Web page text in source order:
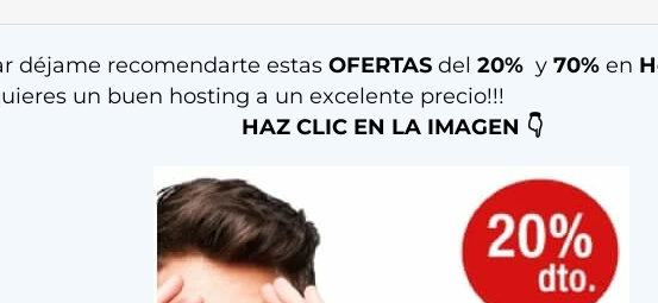
déjame recomendarte estas OFERTAS del 20% y 70% en
un buen hosting a un excelente precio!!!
HAZ CLIC EN LA IMAGEN 👇